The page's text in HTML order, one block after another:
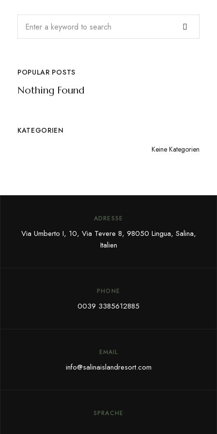
POPULAR POSTS
Nothing Found
KATEGORIEN
Keine Kategorien
ADRESSE
Via Umberto I, 10, Via Tevere 8, 98050 Lingua, Salina,
Italien
PHONE
0039 3385612885
EMAIL
info@salinaislandresort.com
SPRACHE